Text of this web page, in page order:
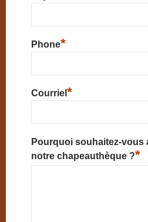
Phone*
Courriel *
Pourquoi souhaitez-vous
notre chapeauthèque ?*